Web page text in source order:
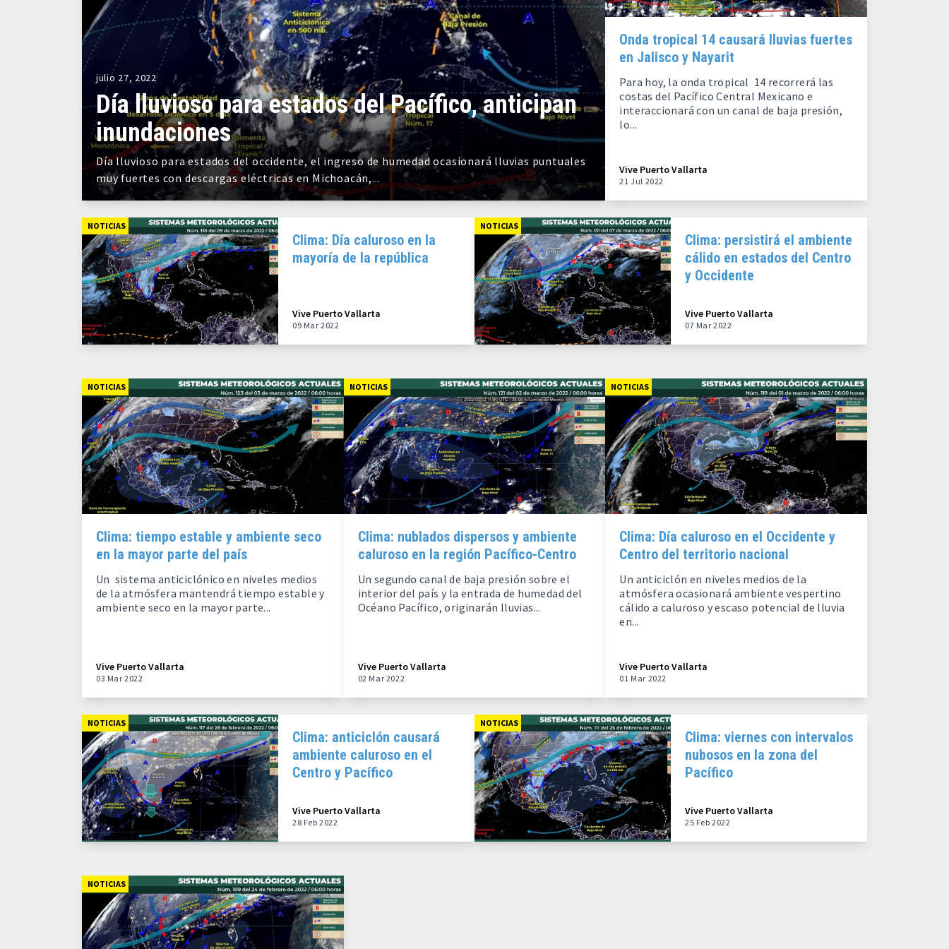
julio 27, 2022
Día lluvioso para estados del Pacífico, anticipan
inundaciones
Día lluvioso para estados del occidente, el ingreso de humedad ocasionará lluvias puntuales
muy fuertes con descargas eléctricas en Michoacán,...
Onda tropical 14 causará lluvias fuertes
en Jalisco y Nayarit
Para hoy, la onda tropical 14 recorrerá las
costas del Pacífico Central Mexicano e
interaccionará con un canal de baja presión,
lo...
Vive Puerto Vallarta
21 Jul 2022
NOTICIAS
Clima: Día caluroso en la
mayoría de la república
Vive Puerto Vallarta
09 Mar 2022
NOTICIAS
Clima: persistirá el ambiente
cálido en estados del Centro
y Occidente
Vive Puerto Vallarta
07 Mar 2022
NOTICIAS
Clima: tiempo estable y ambiente seco
en la mayor parte del país
Un sistema anticiclónico en niveles medios
de la atmósfera mantendrá tiempo estable y
ambiente seco en la mayor parte...
Vive Puerto Vallarta
03 Mar 2022
NOTICIAS
Clima: nublados dispersos y ambiente
caluroso en la región Pacífico-Centro
Un segundo canal de baja presión sobre el
interior del país y la entrada de humedad del
Océano Pacífico, originarán lluvias...
Vive Puerto Vallarta
02 Mar 2022
NOTICIAS
Clima: Día caluroso en el Occidente y
Centro del territorio nacional
Un anticiclón en niveles medios de la
atmósfera ocasionará ambiente vespertino
cálido a caluroso y escaso potencial de lluvia
en...
Vive Puerto Vallarta
01 Mar 2022
NOTICIAS
Clima: anticiclón causará
ambiente caluroso en el
Centro y Pacífico
Vive Puerto Vallarta
28 Feb 2022
NOTICIAS
Clima: viernes con intervalos
nubosos en la zona del
Pacífico
Vive Puerto Vallarta
25 Feb 2022
NOTICIAS